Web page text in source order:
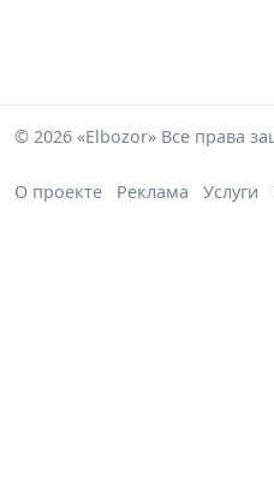
© 2026 «Elbozor» Все права
О проекте Реклама Услуги